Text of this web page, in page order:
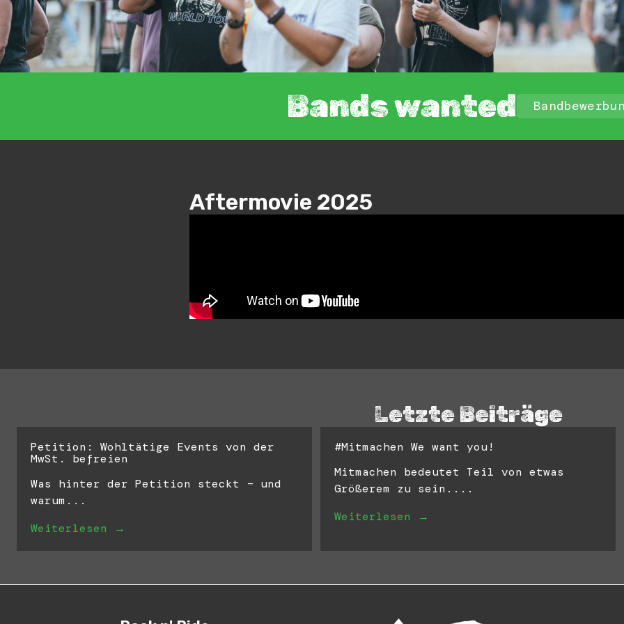
Bands wanted
Aftermovie 2025
Letzte Beiträge
Petition: Wohltätige Events von der
MwSt. befreien
Was hinter der Petition steckt – und
warum...
Weiterlesen →
#Mitmachen We want you!
Mitmachen bedeutet Teil von etwas
Größerem zu sein....
Weiterlesen →